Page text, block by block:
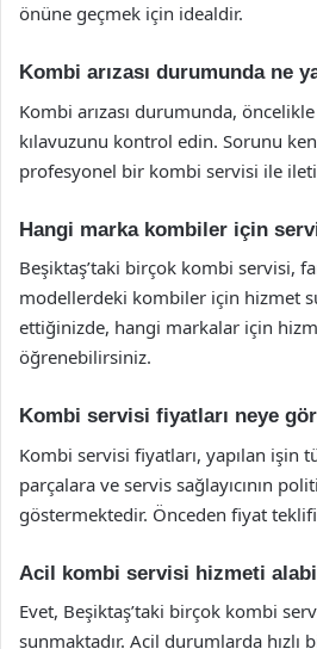
önüne geçmek için idealdir.
Kombi arızası durumunda ne
Kombi arızası durumunda,
kılavuzunu kontrol edin. Sorunu
profesyonel bir kombi servisi ile
Hangi marka kombiler için
Beşiktaş’taki birçok kombi servisi,
modellerdeki kombiler için hizmet
ettiğinizde, hangi markalar için
öğrenebilirsiniz.
Kombi servisi fiyatları neye
Kombi servisi fiyatları, yapılan işin
parçalara ve servis sağlayıcının
göstermektedir. Önceden fiyat
Acil kombi servisi hizmeti
Evet, Beşiktaş’taki birçok kombi
sunmaktadır. Acil durumlarda hızlı